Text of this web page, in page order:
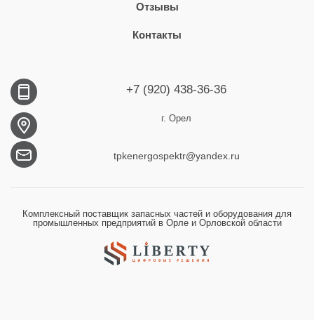
Отзывы
Контакты
+7 (920) 438-36-36
г. Орел
tpkenergospektr@yandex.ru
Комплексный поставщик запасных частей и оборудования для
промышленных предприятий в Орле и Орловской области